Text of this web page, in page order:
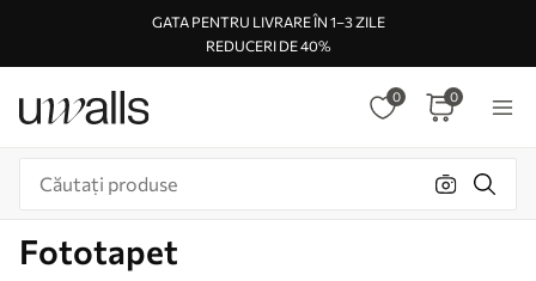
GATA PENTRU LIVRARE ÎN 1–3 ZILE
REDUCERI DE 40%
0 0
Fototapet